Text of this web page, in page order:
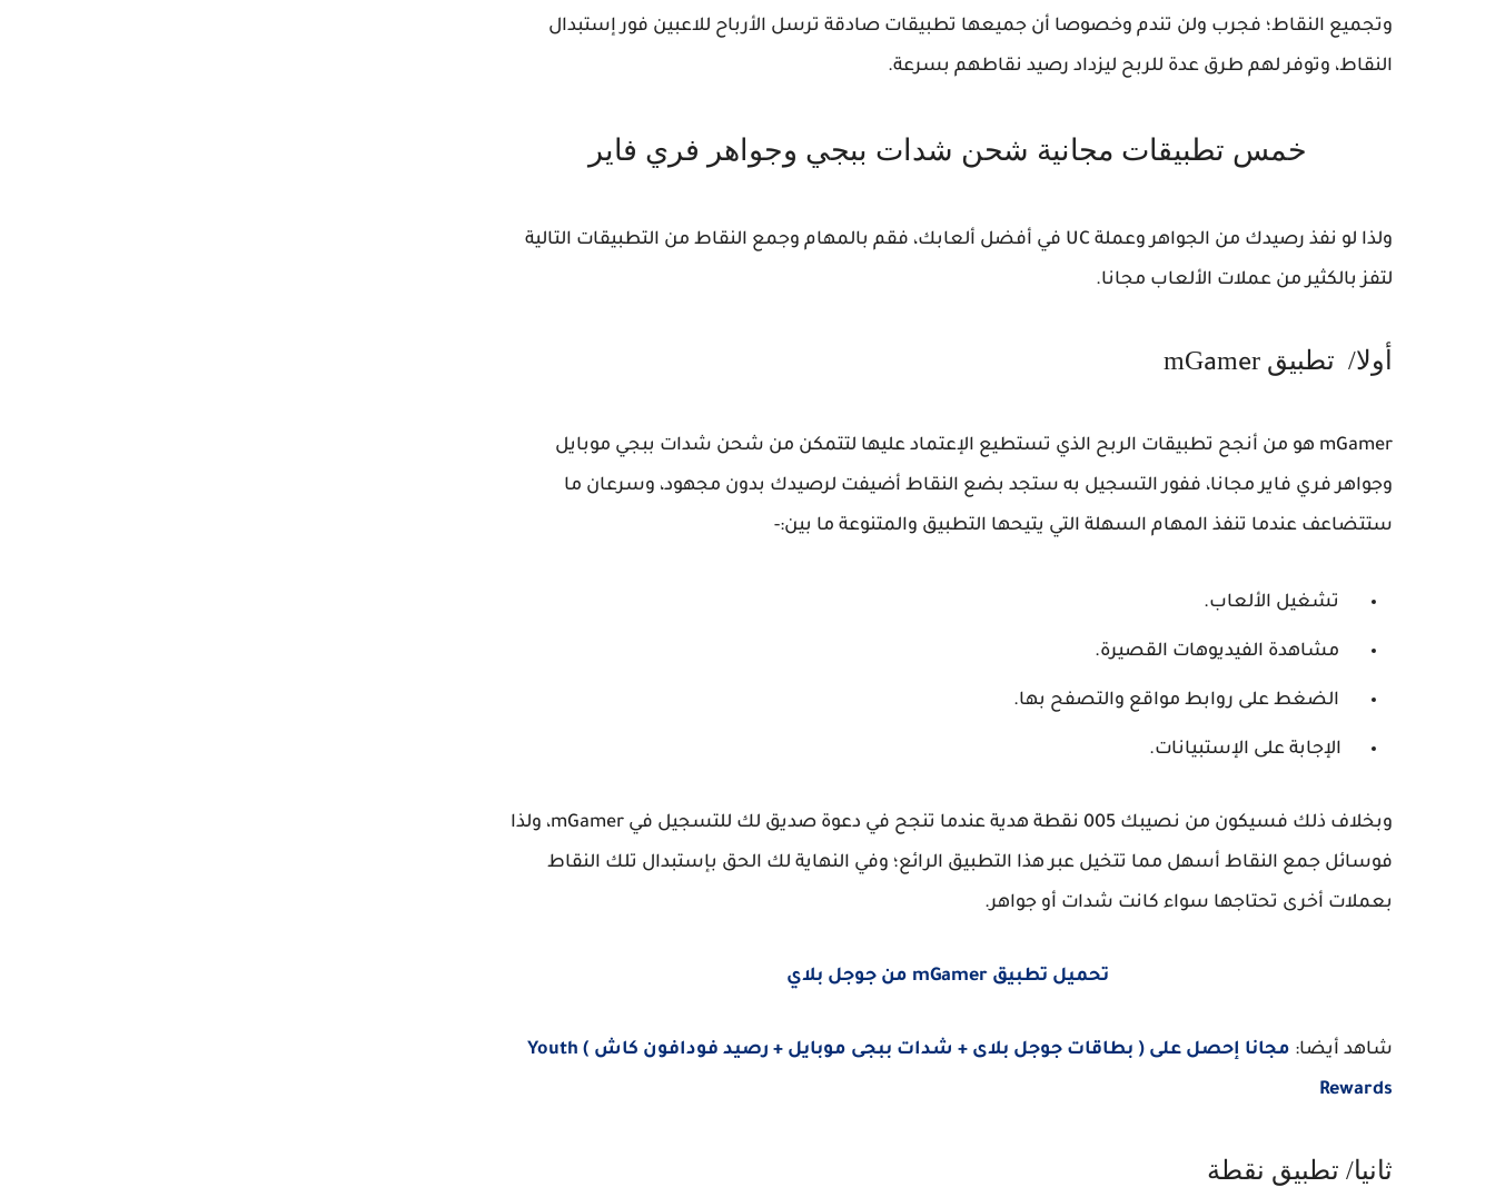
وتجميع النقاط؛ فجرب ولن تندم وخصوصا أن جميعها تطبيقات صادقة ترسل الأرباح للاعبين فور إستبدال
النقاط، وتوفر لهم طرق عدة للربح ليزداد رصيد نقاطهم بسرعة.
خمس تطبيقات مجانية شحن شدات ببجي وجواهر فري فاير
ولذا لو نفذ رصيدك من الجواهر وعملة U C في أفضل ألعابك، فقم بالمهام وجمع النقاط من التطبيقات التالية
لتفز بالكثير من عملات الألعاب مجانا.
أولا/ تطبيق mGamer
mGame
r هو من أنجح تطبيقات الربح الذي تستطيع الإعتماد عليها لتتمكن من شحن شدات ببجي موبايل
وجواهر فري فاير مجانا، ففور التسجيل به ستجد بضع النقاط أضيفت لرصيدك بدون مجهود، وسرعان ما
ستتضاعف عندما تنفذ المهام السهلة التي يتيحها التطبيق والمتنوعة ما بين:-
تشغيل الألعاب.
مشاهدة الفيديوهات القصيرة.
الضغط على روابط مواقع والتصفح بها.
الإجابة على الإستبيانات.
وبخلاف ذلك فسيكون من نصيبك 5
0
0 نقطة هدية عندما تنجح في دعوة صديق لك للتسجيل في mGame
r، ولذا
فوسائل جمع النقاط أسهل مما تتخيل عبر هذا التطبيق الرائع؛ وفي النهاية لك الحق بإستبدال تلك النقاط
بعملات أخرى تحتاجها سواء كانت شدات أو جواهر.
تحميل تطبيق mGamer من جوجل بلاي
شاهد أيضا:
مجانا إحصل على ( بطاقات جوجل بلاى + شدات ببجى موبايل + رصيد فودافون كاش ) Youth
Rewards
ثانيا/ تطبيق نقطة